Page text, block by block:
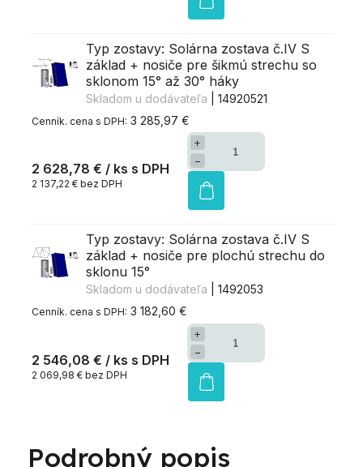
Typ zostavy: Solárna zostava č.IV S
základ + nosiče pre šikmú strechu so
sklonom 15° až 30° háky
Skladom u dodávateľa
| 14920521
3 285,97 €
2 628,78 € / ks
2 137,22 € bez DPH
+
−
Typ zostavy: Solárna zostava č.IV S
základ + nosiče pre plochú strechu do
sklonu 15°
Skladom u dodávateľa
| 1492053
3 182,60 €
2 546,08 € / ks
2 069,98 € bez DPH
+
−
Podrobný popis